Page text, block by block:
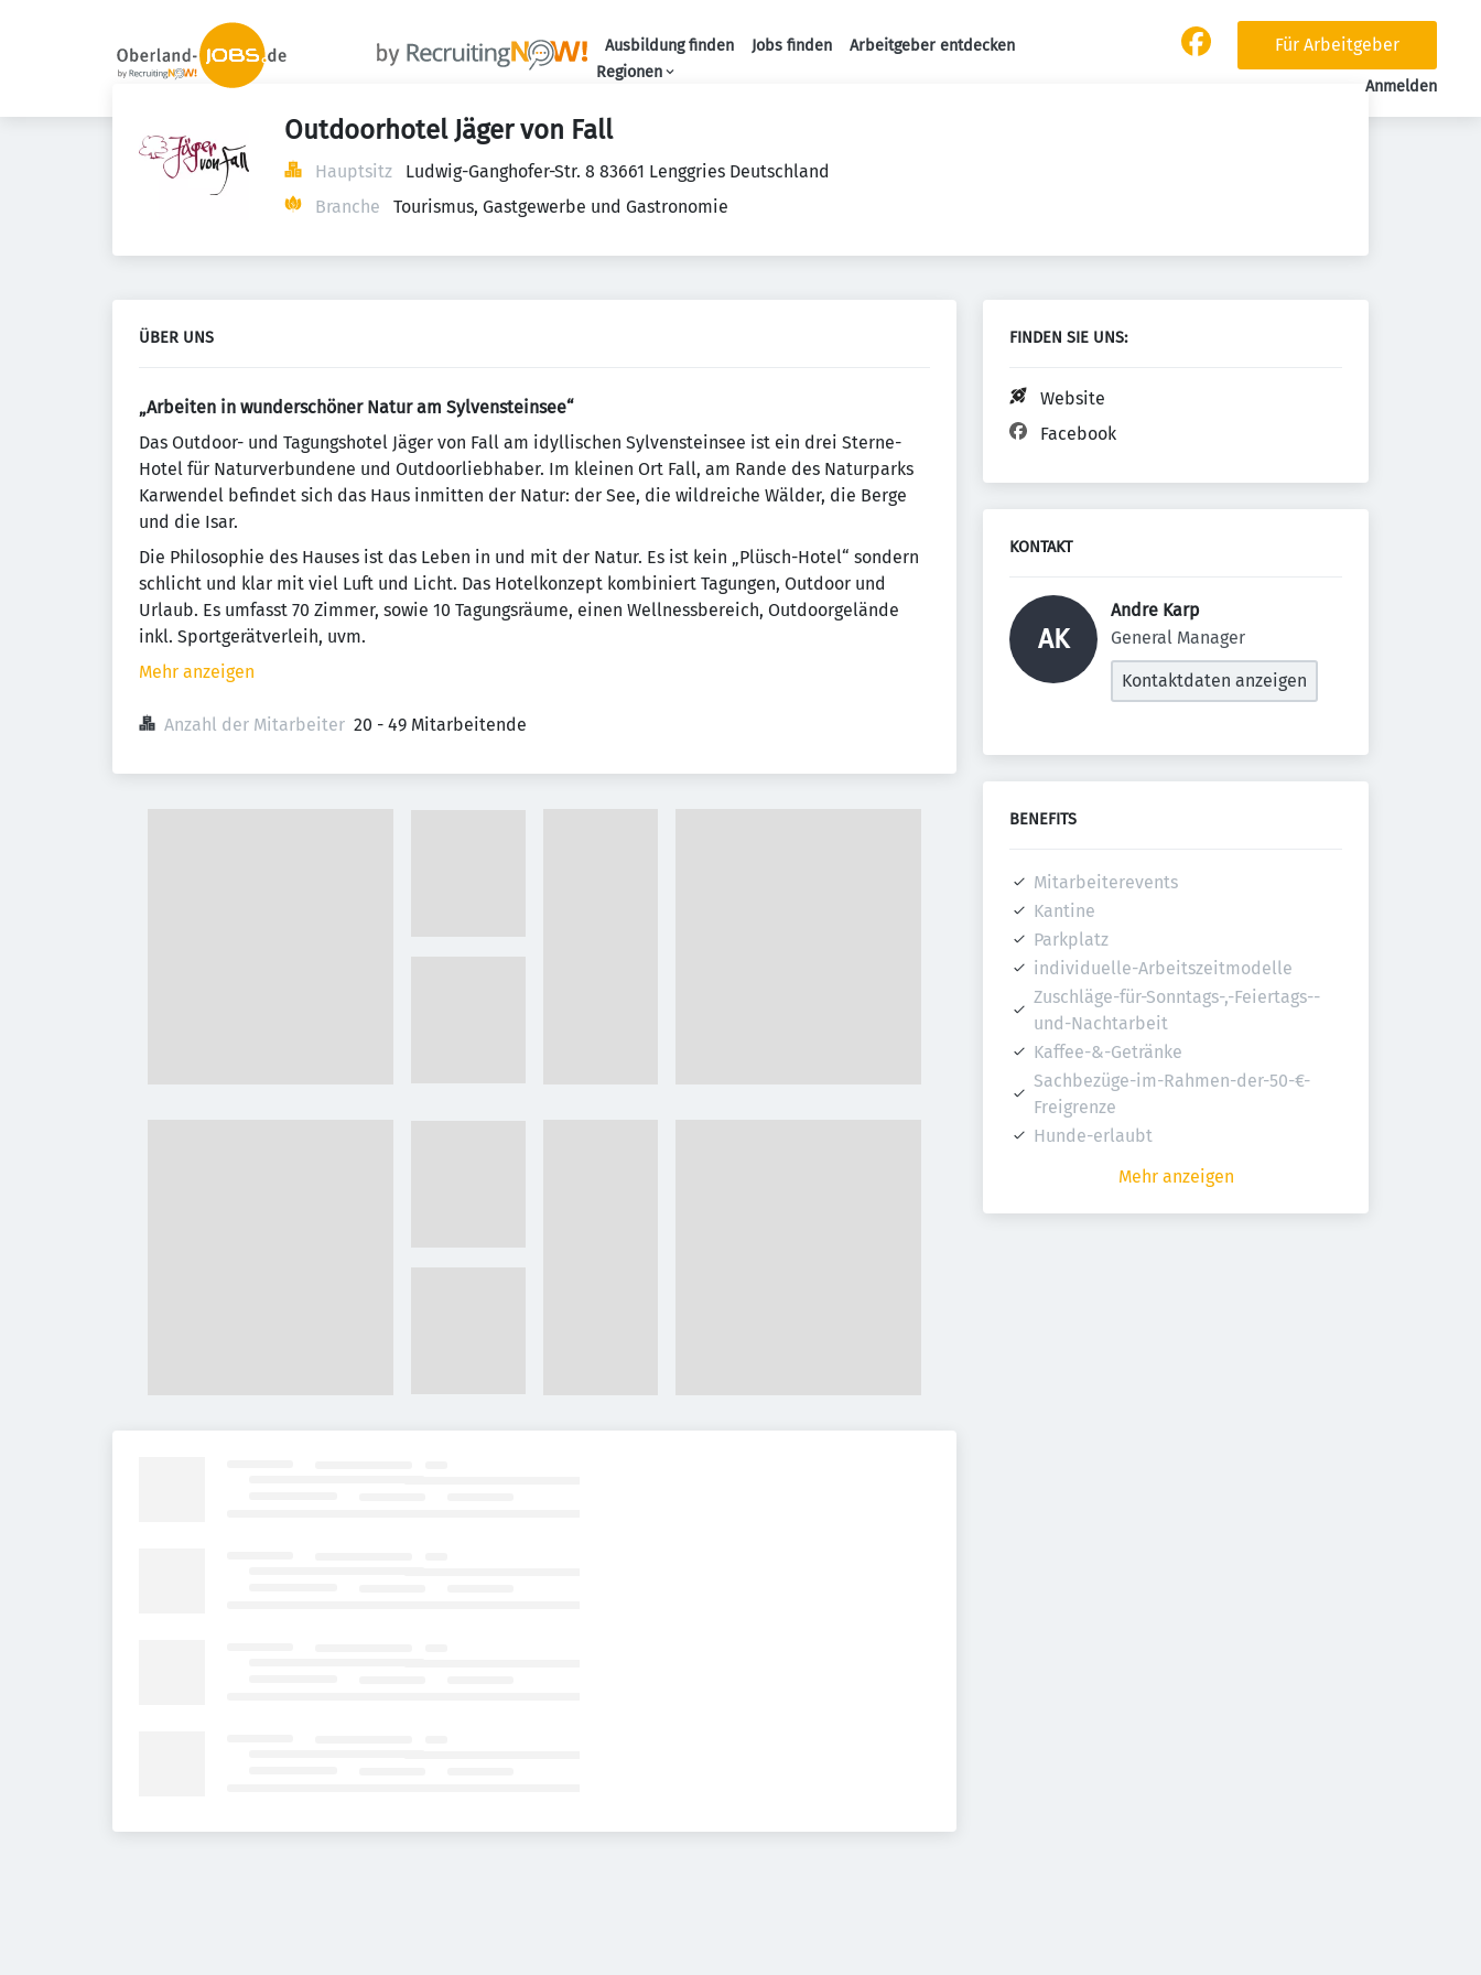
Ausbildung finden Jobs finden
Arbeitgeber entdecken
Regionen
Für Arbeitgeber
Anmelden
Outdoorhotel Jäger von Fall
Hauptsitz
Ludwig-Ganghofer-Str. 8 83661 Lenggries Deutschland
Branche
Tourismus, Gastgewerbe und Gastronomie
ÜBER UNS
„Arbeiten in wunderschöner Natur am Sylvensteinsee“
Das Outdoor- und Tagungshotel Jäger von Fall am idyllischen Sylvensteinsee ist ein drei Sterne-
Hotel für Naturverbundene und Outdoorliebhaber. Im kleinen Ort Fall, am Rande des Naturparks
Karwendel befindet sich das Haus inmitten der Natur: der See, die wildreiche Wälder, die Berge
und die Isar.
Die Philosophie des Hauses ist das Leben in und mit der Natur. Es ist kein „Plüsch-Hotel“ sondern
schlicht und klar mit viel Luft und Licht. Das Hotelkonzept kombiniert Tagungen, Outdoor und
Urlaub. Es umfasst 70 Zimmer, sowie 10 Tagungsräume, einen Wellnessbereich, Outdoorgelände
inkl. Sportgerätverleih, uvm.
Mehr anzeigen
Anzahl der Mitarbeiter 20 - 49 Mitarbeitende
FINDEN SIE UNS:
Website
Facebook
KONTAKT
AK
Andre Karp
General Manager
Kontaktdaten anzeigen
BENEFITS
Mitarbeiterevents
Kantine
Parkplatz
individuelle-Arbeitszeitmodelle
Zuschläge-für-Sonntags-,-Feiertags--
und-Nachtarbeit
Kaffee-&-Getränke
Sachbezüge-im-Rahmen-der-50-€-
Freigrenze
Hunde-erlaubt
Mehr anzeigen